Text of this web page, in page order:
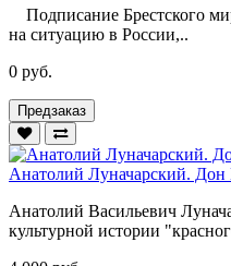
Подписание Брестского
на ситуацию в России,..
0 руб.
Предзаказ
Анатолий Луначарский.
Анатолий Васильевич
культурной истории